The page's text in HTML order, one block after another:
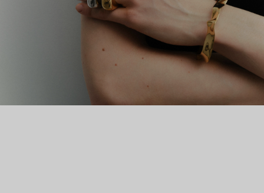
Все коллекции бренда выпускаются ограниченным тиражом.